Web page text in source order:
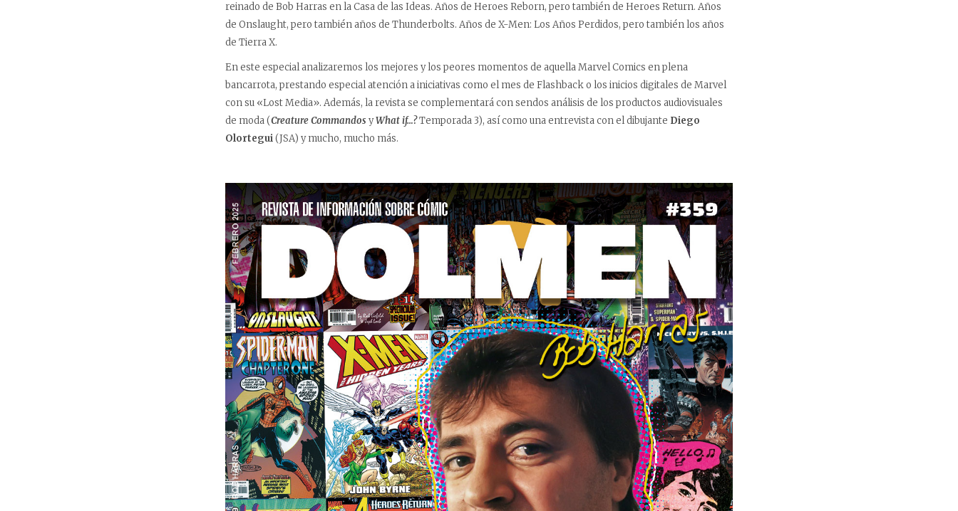
reinado de Bob Harras en la Casa de las Ideas. Años de Heroes Reborn, pero también de Heroes Return. Años
de Onslaught, pero también años de Thunderbolts. Años de X-Men: Los Años Perdidos, pero también los años
de Tierra X.
En este especial analizaremos los mejores y los peores momentos de aquella Marvel Comics en plena
bancarrota, prestando especial atención a iniciativas como el mes de Flashback o los inicios digitales de Marvel
con su «Lost Media». Además, la revista se complementará con sendos análisis de los productos audiovisuales
de moda (Creature Commandos yWhat if…?Temporada 3), así como una entrevista con el dibujante Diego
Olortegui(JSA) y mucho, mucho más.